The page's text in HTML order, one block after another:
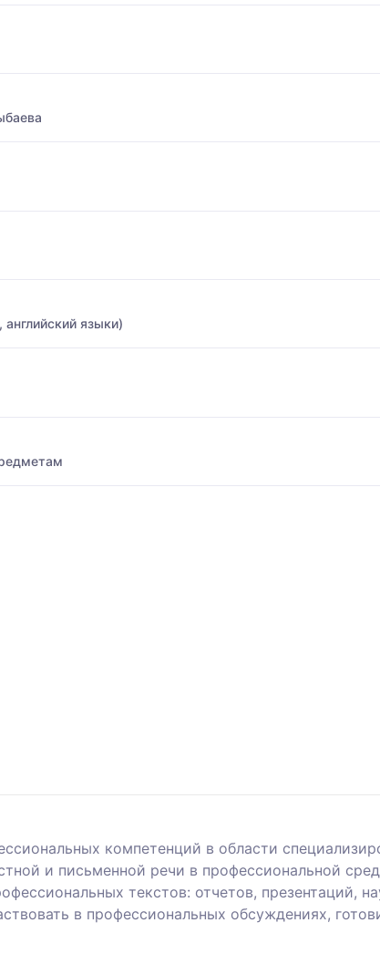
английский языки)
компетенций в области
и письменной речи в профессиональной
текстов: отчетов, презентаций,
в профессиональных обсуждениях,